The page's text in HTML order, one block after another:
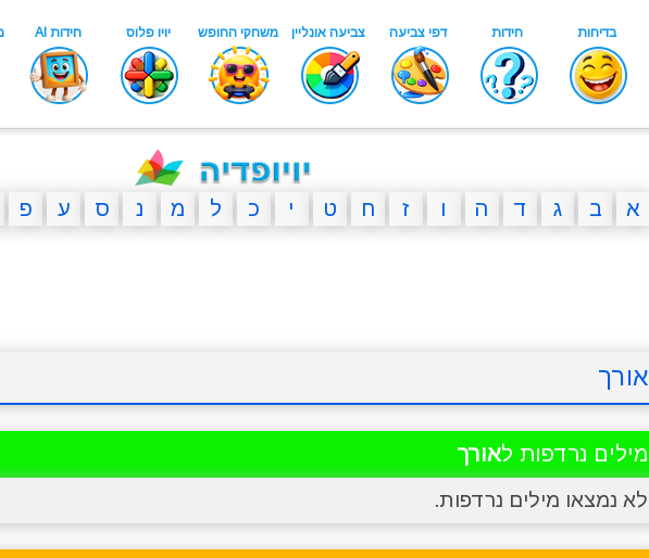
א ב ג ד ה ו ז ח ט י כ ל מ נ ס ע פ
אורך
מילים נרדפות לאורך
לא נמצאו מילים נרדפות.